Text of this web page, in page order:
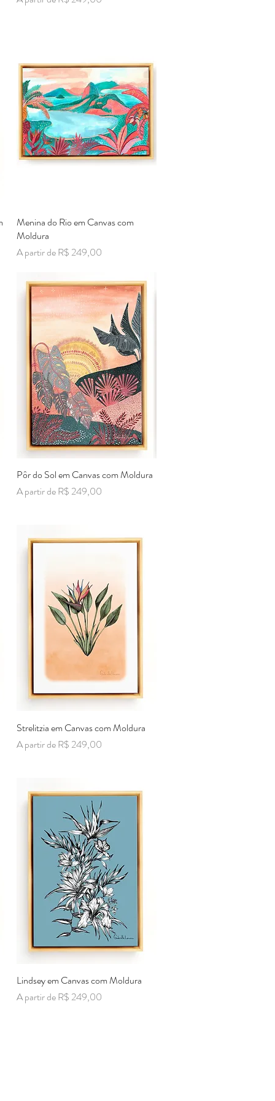
Visualização rápida
Menina do Rio em Canvas com
Moldura
A partir deR$ 249,00
Preço promocional
Visualização rápida
Pôr do Sol em Canvas com Moldura
A partir deR$ 249,00
Preço promocional
Visualização rápida
Strelitzia em Canvas com Moldura
A partir deR$ 249,00
Preço promocional
Visualização rápida
Lindsey em Canvas com Moldura
A partir deR$ 249,00
Preço promocional